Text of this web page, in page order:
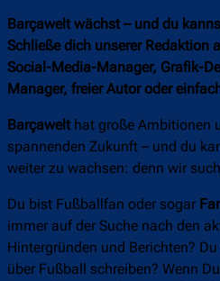
Barçawelt wächst – und du
Schließe dich unserer Redaktion
Social-Media-Manager, Grafik-
Manager, freier Autor oder
Barçawelthat große Ambitionen
spannenden Zukunft – und du
weiter zu wachsen: denn wir
Du bist Fußballfan oder sogar
immer auf der Suche nach den
Hintergründen und Berichten?
über Fußball schreiben? Wenn